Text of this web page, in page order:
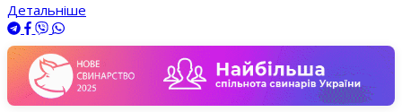
Детальніше